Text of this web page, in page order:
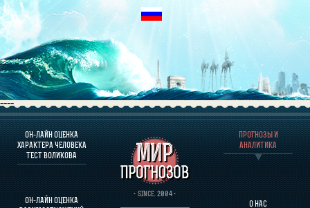
----
ОН-ЛАЙН ОЦЕНКА
ХАРАКТЕРА ЧЕЛОВЕКА
ТЕСТ ВОЛИКОВА
ОН-ЛАЙН ОЦЕНКА
· SINCE. 2004 ·
ПРОГНОЗЫ И
АНАЛИТИКА
О НАС
О ПРОГРАММЕ
ОЦЕНКА ХАРАКТЕРA ЧЕЛОВЕКА
ОЦЕНКА ХАРАКТЕРА ВЫДАЮЩИХСЯ ЛИЧНОСТЕЙ
О ПРОГРАММЕ